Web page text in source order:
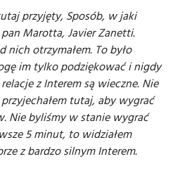
przyjęty, Sposób, w jaki
Marotta, Javier Zanetti.
nich otrzymałem. To było
im tylko podziękować i nigdy
z Interem są wieczne. Nie
tutaj, aby wygrać
Nie byliśmy w stanie wygrać
5 minut, to widziałem
z bardzo silnym Interem.